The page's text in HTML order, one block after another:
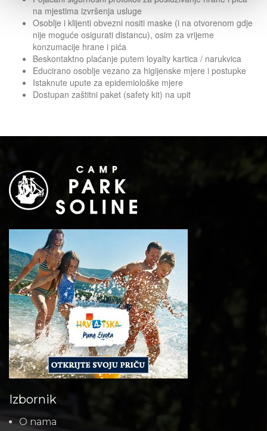
na mjestima izvršenja usluge
Osoblje i klijenti obvezni nositi maske (i na otvorenom gdje
nije moguće osigurati distancu), osim za vrijeme
konzumacije hrane i pića
Beskontaktno plaćanje putem loyalty kartica / narukvica
Educirano osoblje vezano za higijenske mjere i postupke
Istaknute upute za epidemiološke mjere
Dostupan zaštitni paket (safety kit) na upit
Izbornik
O nama